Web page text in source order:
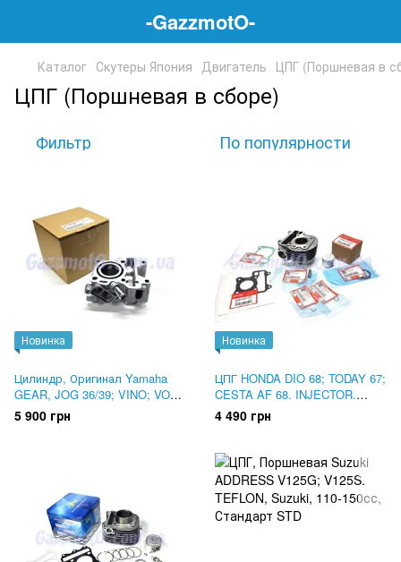
-GazzmotO-
Каталог Скутеры Япония Двигатель ЦПГ (Поршневая в
ЦПГ (Поршневая в сборе)
Фильтр По популярности
Новинка
Цилиндр, Оригинал Yamaha
GEAR, JOG 36/39; VINO; VOX.
3B3-E1311-00
5 900 грн
Новинка
ЦПГ HONDA DIO 68; TODAY 67;
CESTA AF 68. INJECTOR.
Оригинал
4 490 грн